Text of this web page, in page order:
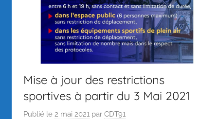
Mise à jour des restrictions
sportives à partir du 3 Mai 2021
Publié le 2 mai 2021 par CDT91